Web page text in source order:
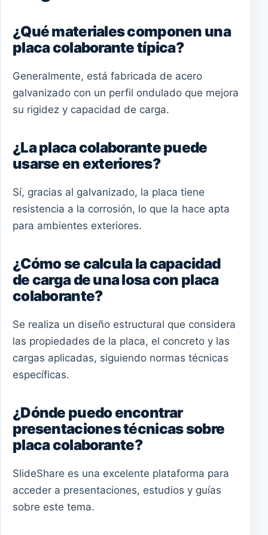
¿Qué materiales componen una
placa colaborante típica?
Generalmente, está fabricada de acero
galvanizado con un perfil ondulado que mejora
su rigidez y capacidad de carga.
¿La placa colaborante puede
usarse en exteriores?
Sí, gracias al galvanizado, la placa tiene
resistencia a la corrosión, lo que la hace apta
para ambientes exteriores.
¿Cómo se calcula la capacidad
de carga de una losa con placa
colaborante?
Se realiza un diseño estructural que considera
las propiedades de la placa, el concreto y las
cargas aplicadas, siguiendo normas técnicas
específicas.
¿Dónde puedo encontrar
presentaciones técnicas sobre
placa colaborante?
SlideShare es una excelente plataforma para
acceder a presentaciones, estudios y guías
sobre este tema.